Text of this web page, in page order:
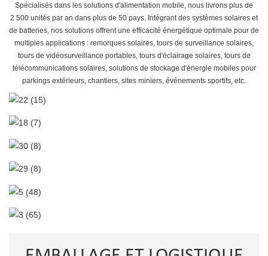
Spécialisés dans les solutions d'alimentation mobile, nous livrons plus de
2 500 unités par an dans plus de 50 pays. Intégrant des systèmes solaires et
de batteries, nos solutions offrent une efficacité énergétique optimale pour de
multiples applications : remorques solaires, tours de surveillance solaires,
tours de vidéosurveillance portables, tours d'éclairage solaires, tours de
télécommunications solaires, solutions de stockage d'énergie mobiles pour
parkings extérieurs, chantiers, sites miniers, événements sportifs, etc.